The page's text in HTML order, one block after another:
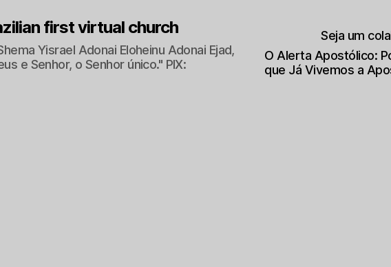
first virtual church
Yisrael Adonai Eloheinu Adonai Ejad,
e Senhor, o Senhor único." PIX:
Seja um
O Alerta Apostólico:
que Já Vivemos a